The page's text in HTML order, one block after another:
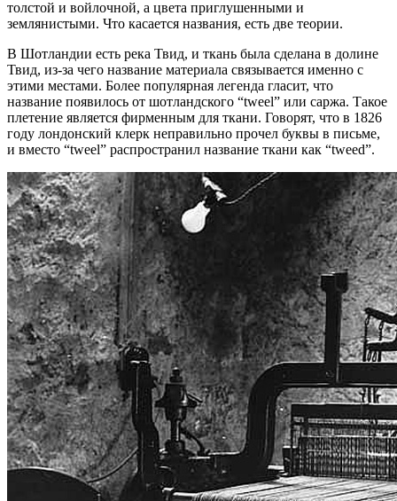
толстой и войлочной, а цвета приглушенными и
землянистыми. Что касается названия, есть две теории.
В Шотландии есть река Твид, и ткань была сделана в долине
Твид, из-за чего название материала связывается именно с
этими местами. Более популярная легенда гласит, что
название появилось от шотландского “tweel” или саржа. Такое
плетение является фирменным для ткани. Говорят, что в 1826
году лондонский клерк неправильно прочел буквы в письме,
и вместо “tweel” распространил название ткани как “tweed”.